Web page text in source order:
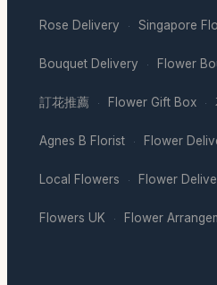
Rose Delivery · Singapore
Bouquet Delivery · Flower
訂花推薦 · Flower Gift Box ·
Agnes B Florist · Flower
Local Flowers · Flower
Flowers UK · Flower